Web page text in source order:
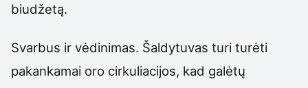
biudžetą.
Svarbus ir vėdinimas. Šaldytuvas turi turėti
pakankamai oro cirkuliacijos, kad galėtų